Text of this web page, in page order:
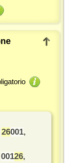
26001,
00126,